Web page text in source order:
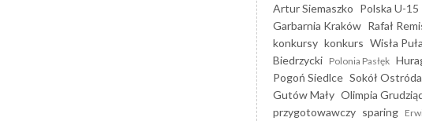
Artur Siemaszko Polska U-15
Garbarnia Kraków Rafał
konkursy konkurs Wisła
Biedrzycki Polonia Pasłęk
Pogoń Siedlce Sokół Ostróda
Gutów Mały Olimpia
przygotowawczy sparing